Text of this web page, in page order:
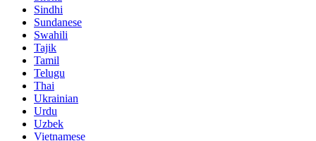
Sindhi
Sundanese
Swahili
Tajik
Tamil
Telugu
Thai
Ukrainian
Urdu
Uzbek
Vietnamese